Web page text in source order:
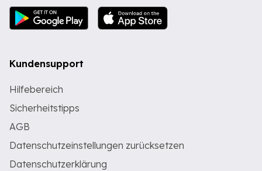
Kundensupport
Hilfebereich
Sicherheitstipps
AGB
Datenschutzeinstellungen zurücksetzen
Datenschutzerklärung